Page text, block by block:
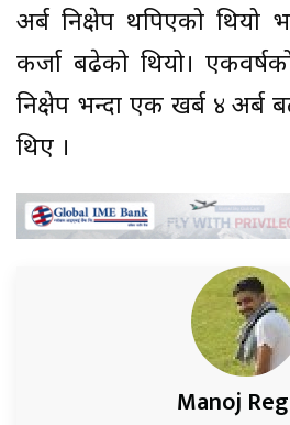
अर्ब निक्षेप थपिएको थियो
कर्जा बढेको थियो।
निक्षेप भन्दा एक खर्ब ४ अर्ब
थिए ।
Manoj